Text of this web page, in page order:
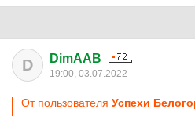
D DimAAB
19:00, 03.07.2022
От пользователя Успехи